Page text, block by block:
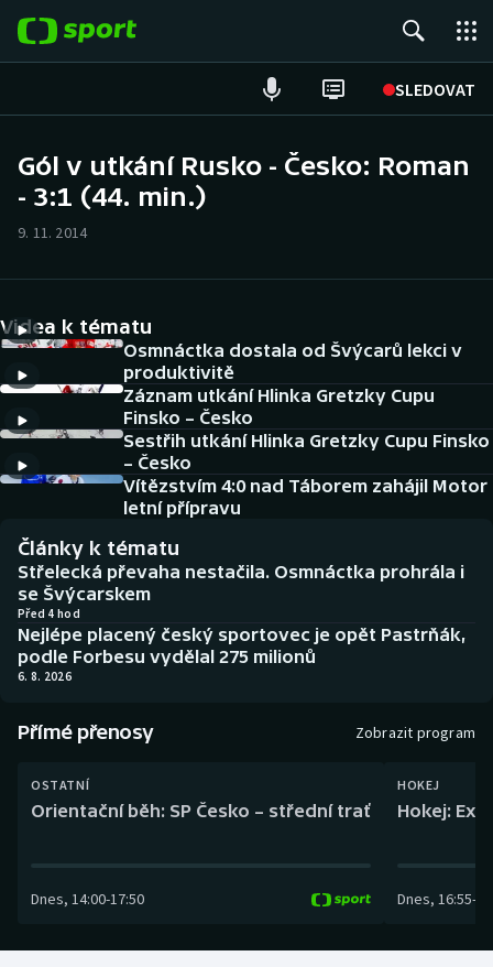
SLEDOVAT
Hokej
Cyklistika
DALŠÍ SPORTY
Americký fotbal
Baseball a softbal
Basketbal
Biatlon
Boby a skeleton
Box
Curling
NEPŘEHLÉDNĚTE
Historické návraty
Aplikace ČT sport
AZ kvíz
Gól v utkání Rusko - Česko: Roman
- 3:1 (44. min.)
9. 11. 2014
Videa k tématu
Osmnáctka dostala od Švýcarů lekci v
produktivitě
Záznam utkání Hlinka Gretzky Cupu
Finsko – Česko
Sestřih utkání Hlinka Gretzky Cupu Finsko
– Česko
Vítězstvím 4:0 nad Táborem zahájil Motor
letní přípravu
Články k tématu
Střelecká převaha nestačila. Osmnáctka prohrála i
se Švýcarskem
Před 4 hod
Nejlépe placený český sportovec je opět Pastrňák,
podle Forbesu vydělal 275 milionů
6. 8. 2026
Přímé přenosy Zobrazit program
OSTATNÍ
Orientační běh: SP Česko – střední trať
Dnes, 14:00-17:50
HOKEJ
Hokej:
Dnes, 16:55-